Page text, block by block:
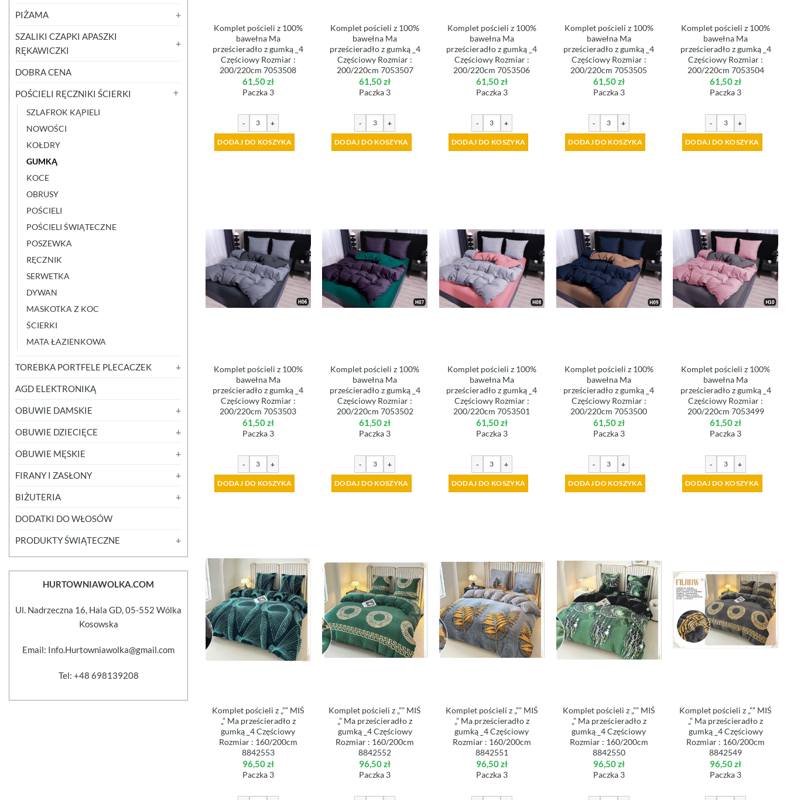
PIŻAMA
SZALIKI CZAPKI APASZKI
RĘKAWICZKI
DOBRA CENA
POŚCIELI RĘCZNIKI ŚCIERKI
SZLAFROK KĄPIELI
NOWOŚCI
KOŁDRY
GUMKĄ
KOCE
OBRUSY
POŚCIELI
POŚCIELI ŚWIĄTECZNE
POSZEWKA
RĘCZNIK
SERWETKA
DYWAN
MASKOTKA Z KOC
ŚCIERKI
MATA ŁAZIENKOWA
TOREBKA PORTFELE PLECACZEK
AGD ELEKTRONIKĄ
OBUWIE DAMSKIE
OBUWIE DZIECIĘCE
OBUWIE MĘSKIE
FIRANY I ZASŁONY
BIŻUTERIA
DODATKI DO WŁOSÓW
PRODUKTY ŚWIĄTECZNE
HURTOWNIAWOLKA.COM
Ul. Nadrzeczna 16, Hala GD, 05-552 Wólka
Kosowska
Email: Info.Hurtowniawolka@gmail.com
Tel: +48 698139208
Komplet pościeli z 100%
bawełna Ma
prześcieradło z gumką _4
Częściowy Rozmiar :
200/220cm 7053508
61,50zł
Paczka 3
- +
DODAJ DO KOSZYKA
Komplet pościeli z 100%
bawełna Ma
prześcieradło z gumką _4
Częściowy Rozmiar :
200/220cm 7053507
61,50zł
Paczka 3
- +
DODAJ DO KOSZYKA
Komplet pościeli z 100%
bawełna Ma
prześcieradło z gumką _4
Częściowy Rozmiar :
200/220cm 7053506
61,50zł
Paczka 3
- +
DODAJ DO KOSZYKA
Komplet pościeli z 100%
bawełna Ma
prześcieradło z gumką _4
Częściowy Rozmiar :
200/220cm 7053505
61,50zł
Paczka 3
- +
DODAJ DO KOSZYKA
Komplet pościeli z 100%
bawełna Ma
prześcieradło z gumką _4
Częściowy Rozmiar :
200/220cm 7053504
61,50zł
Paczka 3
- +
DODAJ DO KOSZYKA
Komplet pościeli z 100%
bawełna Ma
prześcieradło z gumką _4
Częściowy Rozmiar :
200/220cm 7053503
61,50zł
Paczka 3
- +
DODAJ DO KOSZYKA
Komplet pościeli z 100%
bawełna Ma
prześcieradło z gumką _4
Częściowy Rozmiar :
200/220cm 7053502
61,50zł
Paczka 3
- +
DODAJ DO KOSZYKA
Komplet pościeli z 100%
bawełna Ma
prześcieradło z gumką _4
Częściowy Rozmiar :
200/220cm 7053501
61,50zł
Paczka 3
- +
DODAJ DO KOSZYKA
Komplet pościeli z 100%
bawełna Ma
prześcieradło z gumką _4
Częściowy Rozmiar :
200/220cm 7053500
61,50zł
Paczka 3
- +
DODAJ DO KOSZYKA
Komplet pościeli z 100%
bawełna Ma
prześcieradło z gumką _4
Częściowy Rozmiar :
200/220cm 7053499
61,50zł
Paczka 3
- +
DODAJ DO KOSZYKA
Komplet pościeli z „”” MIŚ
„” Ma prześcieradło z
gumką _4 Częściowy
Rozmiar : 160/200cm
8842553
96,50zł
Paczka 3
Komplet pościeli z „”” MIŚ
„” Ma prześcieradło z
gumką _4 Częściowy
Rozmiar : 160/200cm
8842552
96,50zł
Paczka 3
Komplet pościeli z „”” MIŚ
„” Ma prześcieradło z
gumką _4 Częściowy
Rozmiar : 160/200cm
8842551
96,50zł
Paczka 3
Komplet pościeli z „”” MIŚ
„” Ma prześcieradło z
gumką _4 Częściowy
Rozmiar : 160/200cm
8842550
96,50zł
Paczka 3
Komplet pościeli z „”” MIŚ
„” Ma prześcieradło z
gumką _4 Częściowy
Rozmiar : 160/200cm
8842549
96,50zł
Paczka 3